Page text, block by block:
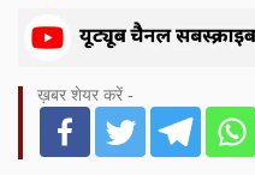
ख़बर शेयर करें -